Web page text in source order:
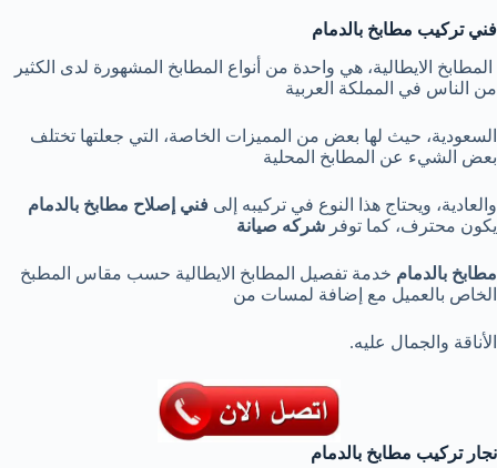
فني تركيب مطابخ بالدمام
المطابخ الايطالية، هي واحدة من أنواع المطابخ المشهورة لدى الكثير
من الناس في المملكة العربية
السعودية، حيث لها بعض من المميزات الخاصة، التي جعلتها تختلف
بعض الشيء عن المطابخ المحلية
والعادية، ويحتاج هذا النوع في تركيبه إلى فني إصلاح مطابخ بالدمام
يكون محترف، كما توفر شركه صيانة
مطابخ بالدمام خدمة تفصيل المطابخ الايطالية حسب مقاس المطبخ
الخاص بالعميل مع إضافة لمسات من
الأناقة والجمال عليه.
نجار تركيب مطابخ بالدمام